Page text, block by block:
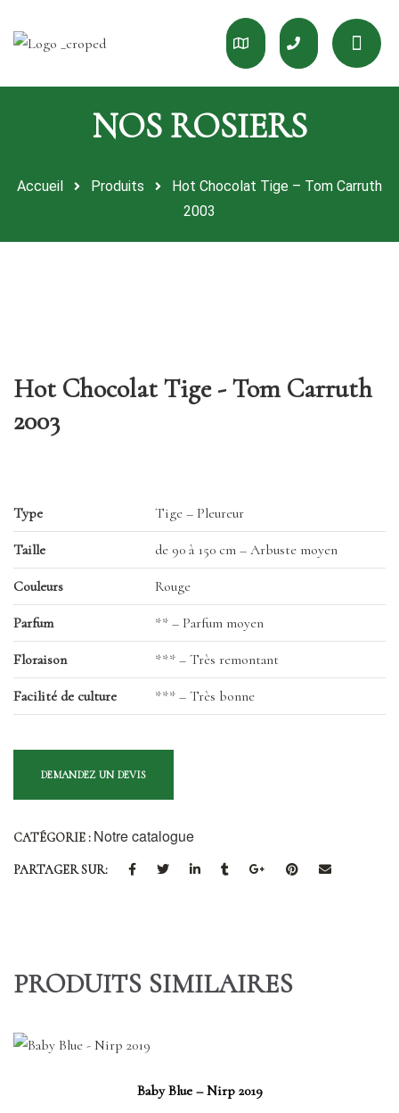
Accueil Produits
Hot Chocolat Tige – Tom Carruth
2003
Hot Chocolat Tige - Tom Carruth
2003
Type Tige – Pleureur
Taille de 90 à 150 cm – Arbuste moyen
Couleurs Rouge
Parfum ** – Parfum moyen
Floraison *** – Très remontant
Facilité de culture *** – Très bonne
CATÉGORIE : Notre catalogue
PARTAGER SUR:
PRODUITS SIMILAIRES
Baby Blue – Nirp 2019